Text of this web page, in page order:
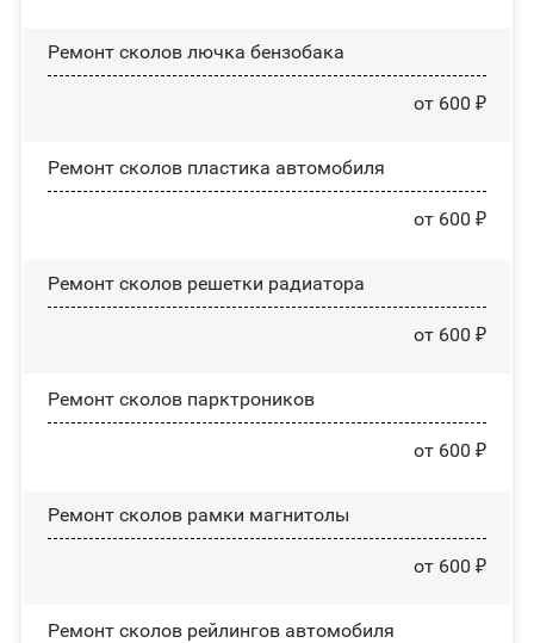
Ремонт сколов лючка бензобака
от 600 ₽
Ремонт сколов пластика автомобиля
от 600 ₽
Ремонт сколов решетки радиатора
от 600 ₽
Ремонт сколов парктроников
от 600 ₽
Ремонт сколов рамки магнитолы
от 600 ₽
Ремонт сколов рейлингов автомобиля